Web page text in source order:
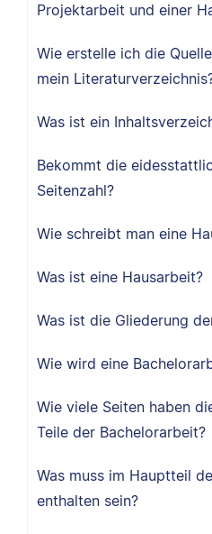
Projektarbeit und einer
Wie erstelle ich die
mein
Was ist ein
Bekommt die
Seitenzahl?
Wie schreibt man eine
Was ist eine Hausarbeit?
Was ist die Gliederung
Wie wird eine
Wie viele Seiten haben
Teile der Bachelorarbeit?
Was muss im Hauptteil
enthalten sein?